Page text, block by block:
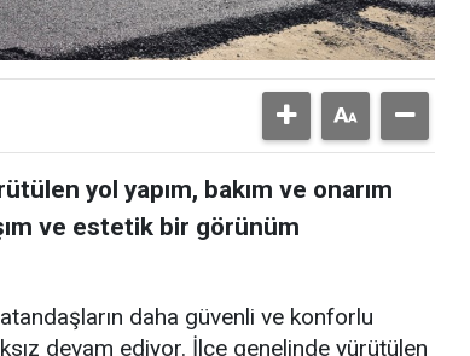
yol yapım, bakım ve onarım
ve estetik bir görünüm
daha güvenli ve konforlu
devam ediyor. İlçe genelinde yürütülen